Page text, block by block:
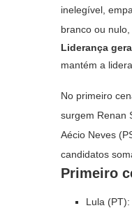
inelegível,
branco ou
Liderança
mantém a
No primeiro
surgem Renan
Aécio Neves
candidatos
Primeiro
Lula (PT):